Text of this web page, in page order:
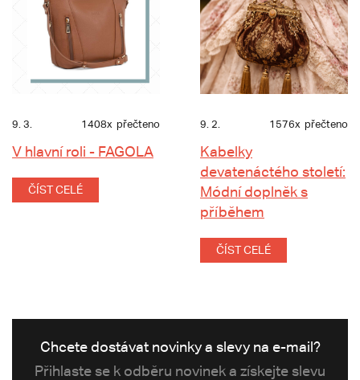
9. 3. 1408x přečteno
V hlavní roli - FAGOLA
ČÍST CELÉ
9. 2. 1576x přečteno
Kabelky
devatenáctého století:
Módní doplněk s
příběhem
ČÍST CELÉ
Chcete dostávat novinky a slevy na e-mail?
Přihlaste se k odběru novinek a získejte slevu